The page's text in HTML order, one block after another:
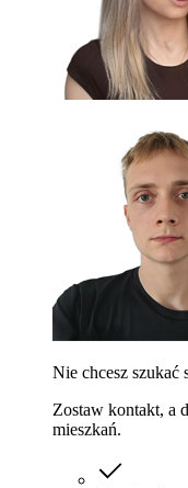
Nie chcesz szukać
Zostaw kontakt, a
mieszkań.